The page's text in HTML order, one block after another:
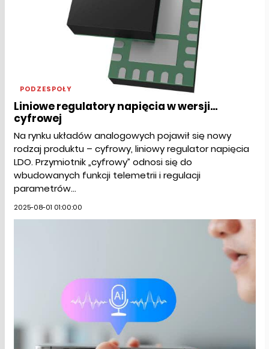
PODZESPOŁY
Liniowe regulatory napięcia w wersji...
cyfrowej
Na rynku układów analogowych pojawił się nowy
rodzaj produktu – cyfrowy, liniowy regulator napięcia
LDO. Przymiotnik „cyfrowy” odnosi się do
wbudowanych funkcji telemetrii i regulacji
parametrów...
2025-08-01 01:00:00